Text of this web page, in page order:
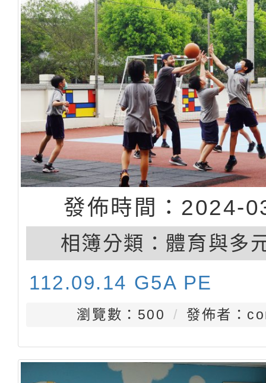
發佈時間：2024-
相簿分類： 體育與多
112.09.14 G5A PE
瀏覽數：500 發佈者：